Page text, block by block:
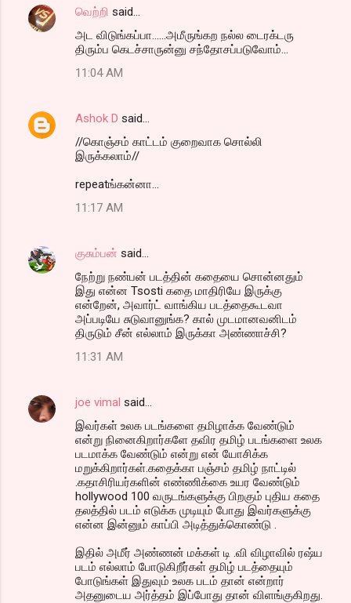
வெற்றி said…
அட விடுங்கப்பா......அமீருங்கற நல்ல டைரக்டரு
திரும்ப கெடச்சாருன்னு சந்தோசப்படுவோம்...
11:04 AM
Ashok D said…
//கொஞ்சம் காட்டம் குறைவாக சொல்லி
இருக்கலாம்//
repeatங்கன்னா...
11:17 AM
குசும்பன் said…
நேற்று நண்பன் படத்தின் கதையை சொன்னதும்
இது என்ன Tsosti கதை மாதிரியே இருக்கு
என்றேன், அவார்ட் வாங்கிய படத்தைகூடவா
அப்படியே சுடுவானுங்க? கால் முடமானவனிடம்
திருடும் சீன் எல்லாம் இருக்கா அண்ணாச்சி?
11:31 AM
joe vimal said…
இவர்கள் உலக படங்களை தமிழாக்க வேண்டும்
என்று நினைகிறார்களே தவிர தமிழ் படங்களை உலக
படமாக்க வேண்டும் என்று என் யோசிக்க
மறுக்கிறார்கள்.கதைக்கா பஞ்சம் தமிழ் நாட்டில்
.கதாசிரியர்களின் எண்ணிக்கை உயர வேண்டும்
hollywood 100 வருடங்களுக்கு பிறகும் புதிய கதை
தலத்தில் படம் எடுக்க முடியும் போது இவர்களுக்கு
என்ன இன்னும் காப்பி அடித்துக்கொண்டு .
இதில் அமீர் அண்ணன் மக்கள் டி .வி விழாவில் ரஷ்ய
படம் எல்லாம் போடுகிறீர்கள் தமிழ் படத்தையும்
போடுங்கள் இதுவும் உலக படம் தான் என்றார்
அதனுடைய அர்த்தம் இப்போது தான் விளங்குகிறது.